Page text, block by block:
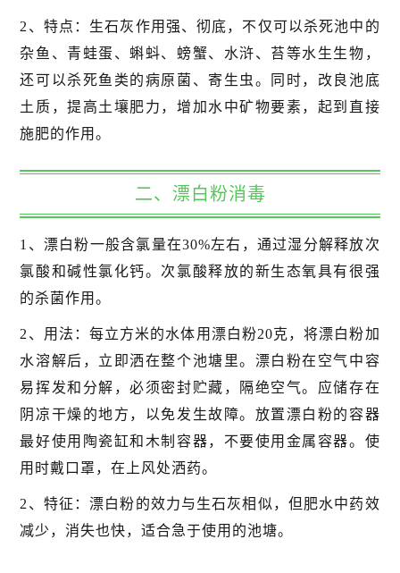
2、特点：生石灰作用强、彻底，不仅可以杀死池中的
杂鱼、青蛙蛋、蝌蚪、螃蟹、水浒、苔等水生生物，
还可以杀死鱼类的病原菌、寄生虫。同时，改良池底
土质，提高土壤肥力，增加水中矿物要素，起到直接
施肥的作用。
二、漂白粉消毒
1、漂白粉一般含氯量在30%左右，通过湿分解释放次
氯酸和碱性氯化钙。次氯酸释放的新生态氧具有很强
的杀菌作用。
2、用法：每立方米的水体用漂白粉20克，将漂白粉加
水溶解后，立即洒在整个池塘里。漂白粉在空气中容
易挥发和分解，必须密封贮藏，隔绝空气。应储存在
阴凉干燥的地方，以免发生故障。放置漂白粉的容器
最好使用陶瓷缸和木制容器，不要使用金属容器。使
用时戴口罩，在上风处洒药。
2、特征：漂白粉的效力与生石灰相似，但肥水中药效
减少，消失也快，适合急于使用的池塘。